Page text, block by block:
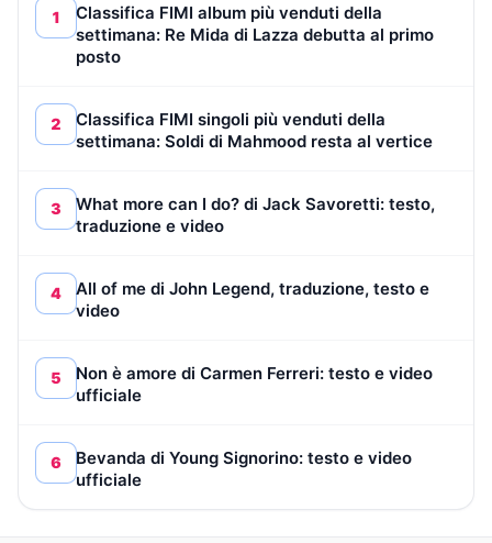
1
Classifica FIMI album più venduti della
settimana: Re Mida di Lazza debutta al primo
posto
2
Classifica FIMI singoli più venduti della
settimana: Soldi di Mahmood resta al vertice
3
What more can I do? di Jack Savoretti: testo,
traduzione e video
4
All of me di John Legend, traduzione, testo e
video
5
Non è amore di Carmen Ferreri: testo e video
ufficiale
6
Bevanda di Young Signorino: testo e video
ufficiale